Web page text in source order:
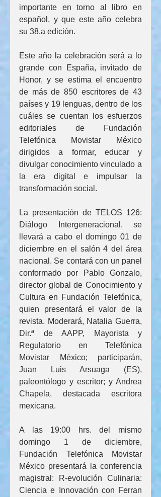
importante en torno al libro en
español, y que este año celebra
su 38.a edición.
Este año la celebración será a lo
grande con España, invitado de
Honor, y se estima el encuentro
de más de 850 escritores de 43
países y 19 lenguas, dentro de los
cuáles se cuentan los esfuerzos
editoriales de Fundación
Telefónica Movistar México
dirigidos a formar, educar y
divulgar conocimiento vinculado a
la era digital e impulsar la
transformación social.
La presentación de TELOS 126:
Diálogo Intergeneracional, se
llevará a cabo el domingo 01 de
diciembre en el salón 4 del área
nacional. Se contará con un panel
conformado por Pablo Gonzalo,
director global de Conocimiento y
Cultura en Fundación Telefónica,
quien presentará el valor de la
revista. Moderará, Natalia Guerra,
Dir.ª de AAPP, Mayorista y
Regulatorio en Telefónica
Movistar México; participarán,
Juan Luis Arsuaga (ES),
paleontólogo y escritor; y Andrea
Chapela, destacada escritora
mexicana.
A las 19:00 hrs. del mismo
domingo 1 de diciembre,
Fundación Telefónica Movistar
México presentará la conferencia
magistral: R-evolución Culinaria:
Ciencia e Innovación con Ferran